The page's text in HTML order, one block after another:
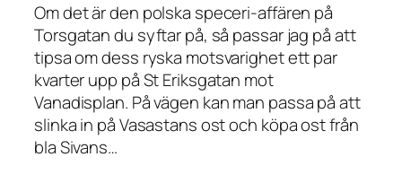
Om det är den polska speceri-affären på
Torsgatan du syftar på, så passar jag på att
tipsa om dess ryska motsvarighet ett par
kvarter upp på St Eriksgatan mot
Vanadisplan. På vägen kan man passa på att
slinka in på Vasastans ost och köpa ost från
bla Sivans…